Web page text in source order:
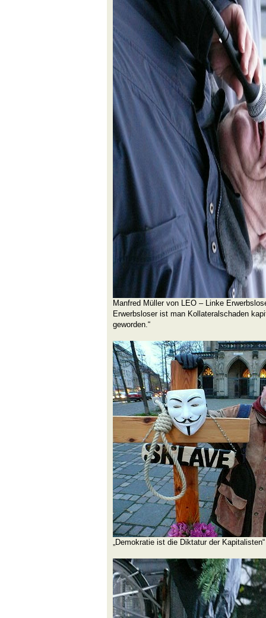
Manfred Müller von LEO – Linke
Erwerbsloser ist man Kollateralschaden
geworden.“
„Demokratie ist die Diktatur der Kapitalisten“